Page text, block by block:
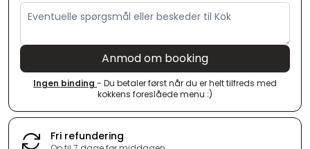
Anmod om booking
Ingen binding - Du betaler først når du er helt tilfreds med
kokkens foreslåede menu :)
Fri refundering